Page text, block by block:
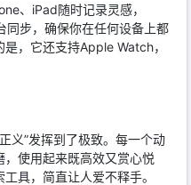
、iPad随时记录灵感，
同步，确保你在任何设备上都
，它还支持Apple Watch，
义”发挥到了极致。每一个动
使用起来既高效又赏心悦
具，简直让人爱不释手。